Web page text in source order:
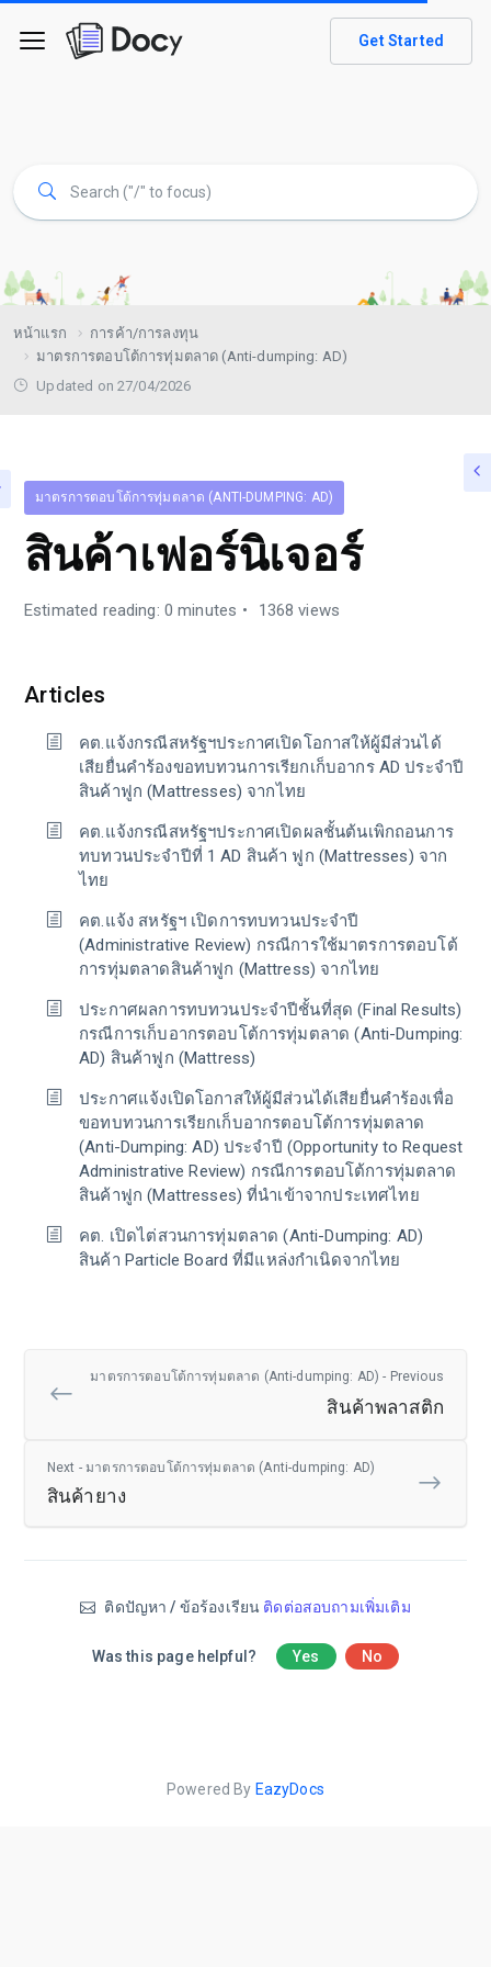
Get Started
หน้าแรก
การค้า/การลงทุน
มาตรการตอบโต้การทุ่มตลาด (Anti-dumping: AD)
Updated on 27/04/2026
มาตรการตอบโต้การทุ่มตลาด (ANTI-DUMPING: AD)
สินค้าเฟอร์นิเจอร์
Estimated reading: 0 minutes 1368 views
Articles
คต.แจ้งกรณีสหรัฐฯประกาศเปิดโอกาสให้ผู้มีส่วนได้
เสียยื่นคำร้องขอทบทวนการเรียกเก็บอากร AD ประจำปี
สินค้าฟูก (Mattresses) จากไทย
คต.แจ้งกรณีสหรัฐฯประกาศเปิดผลชั้นต้นเพิกถอนการ
ทบทวนประจำปีที่ 1 AD สินค้า ฟูก (Mattresses) จาก
ไทย
คต.แจ้ง สหรัฐฯ เปิดการทบทวนประจำปี
(Administrative Review) กรณีการใช้มาตรการตอบโต้
การทุ่มตลาดสินค้าฟูก (Mattress) จากไทย
ประกาศผลการทบทวนประจำปีชั้นที่สุด (Final Results)
กรณีการเก็บอากรตอบโต้การทุ่มตลาด (Anti-Dumping:
AD) สินค้าฟูก (Mattress)
ประกาศแจ้งเปิดโอกาสให้ผู้มีส่วนได้เสียยื่นคำร้องเพื่อ
ขอทบทวนการเรียกเก็บอากรตอบโต้การทุ่มตลาด
(Anti-Dumping: AD) ประจำปี (Opportunity to Request
Administrative Review) กรณีการตอบโต้การทุ่มตลาด
สินค้าฟูก (Mattresses) ที่นำเข้าจากประเทศไทย
คต. เปิดไต่สวนการทุ่มตลาด (Anti-Dumping: AD)
สินค้า Particle Board ที่มีแหล่งกำเนิดจากไทย
มาตรการตอบโต้การทุ่มตลาด (Anti-dumping: AD) - Previous
สินค้าพลาสติก
Next - มาตรการตอบโต้การทุ่มตลาด (Anti-dumping: AD)
สินค้ายาง
ติดปัญหา / ข้อร้องเรียน ติดต่อสอบถามเพิ่มเติม
Was this page helpful? Yes No
Powered By EazyDocs